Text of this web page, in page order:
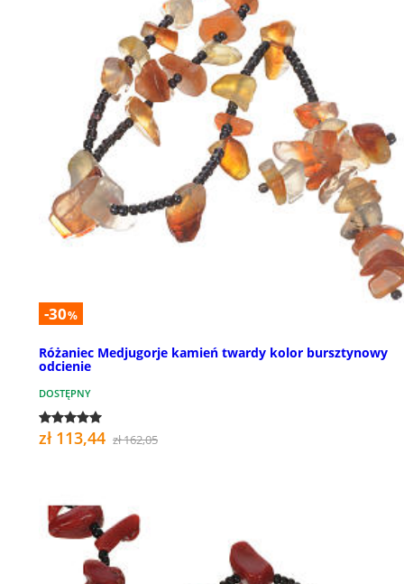
-30%
Różaniec Medjugorje kamień twardy kolor bursztynowy
odcienie
DOSTĘPNY
zł 113,44 zł 162,05